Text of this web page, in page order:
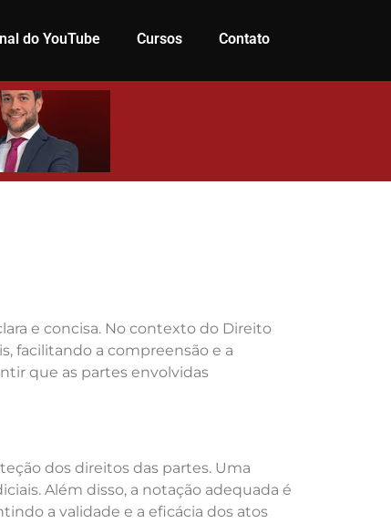
do YouTube Cursos Contato
e concisa. No contexto do Direito
facilitando a compreensão e a
que as partes envolvidas
dos direitos das partes. Uma
Além disso, a notação adequada é
a validade e a eficácia dos atos